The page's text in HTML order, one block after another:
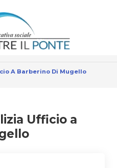
A Barberino Di Mugello
Ufficio a